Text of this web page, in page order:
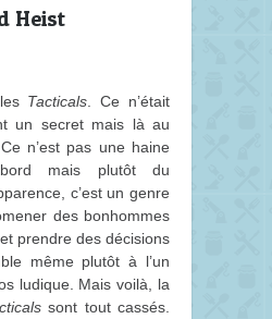
Heist
Tacticals . Ce n’était
un secret mais là au
n’est pas une haine
mais plutôt du
c’est un genre
des bonhommes
prendre des décisions
même plutôt à l’un
ludique. Mais voilà, la
sont tout cassés.